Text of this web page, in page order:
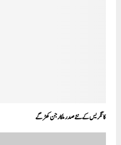
کانگریس کے نئے صدر ملکارجن کھڑگے